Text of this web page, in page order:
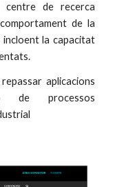
centre de recerca
de la
incloent la capacitat
aplicacions
de processos